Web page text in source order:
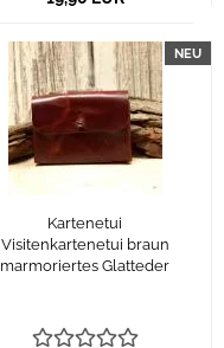
NEU
Kartenetui
Visitenkartenetui braun
marmoriertes Glatteder